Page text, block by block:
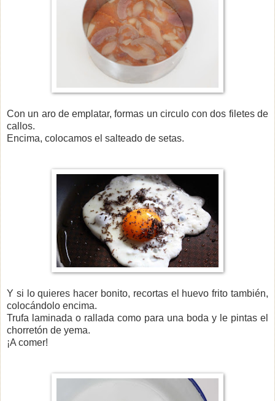
Con un aro de emplatar, formas un circulo con dos filetes de
callos.
Encima, colocamos el salteado de setas.
Y si lo quieres hacer bonito, recortas el huevo frito también,
colocándolo encima.
Trufa laminada o rallada como para una boda y le pintas el
chorretón de yema.
¡A comer!